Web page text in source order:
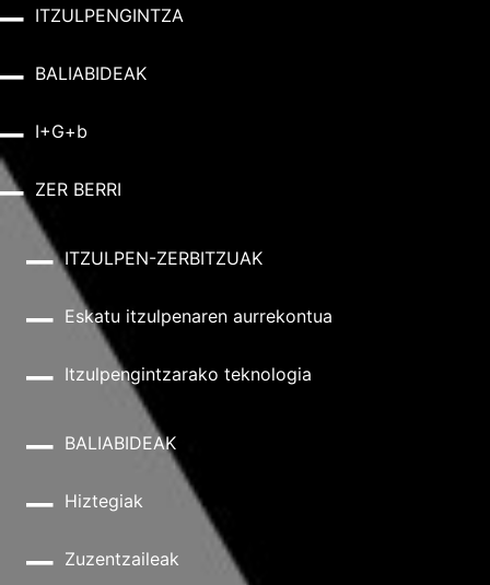
ITZULPENGINTZA
BALIABIDEAK
I+G+b
ZER BERRI
ITZULPEN-ZERBITZUAK
Eskatu itzulpenaren aurrekontua
Itzulpengintzarako teknologia
BALIABIDEAK
Hiztegiak
Zuzentzaileak